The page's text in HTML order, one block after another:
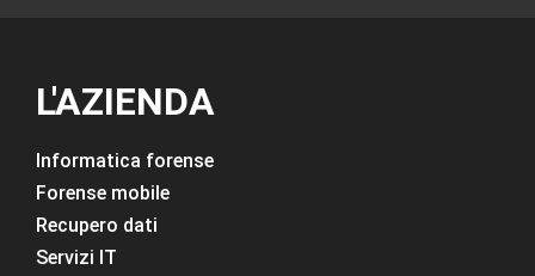
L'AZIENDA
Informatica forense
Forense mobile
Recupero dati
Servizi IT